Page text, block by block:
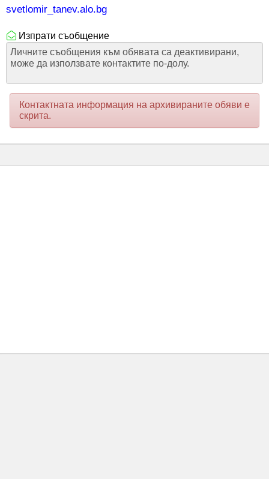
svetlomir_tanev.alo.bg
Изпрати съобщение
Личните съобщения към обявата са деактивирани,
може да използвате контактите по-долу.
Контактната информация на архивираните обяви е
скрита.